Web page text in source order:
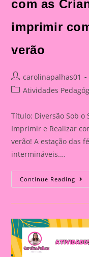
com as
imprimir
verão
Post
author:
carolinapalhas01
PostAtividades
Título: Diversão Sob o
Imprimir e Realizar
verão! A estação das
intermináveis.…
Continue Reading
Sob
Sol:
E